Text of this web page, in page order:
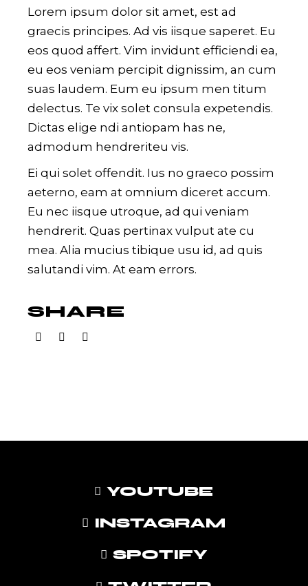
Lorem ipsum dolor sit amet, est ad
graecis principes. Ad vis iisque saperet. Eu
eos quod affert. Vim invidunt efficiendi ea,
eu eos veniam percipit dignissim, an cum
suas laudem. Eum eu ipsum men titum
delectus. Te vix solet consula expetendis.
Dictas elige ndi antiopam has ne,
admodum hendreriteu vis.
Ei qui solet offendit. Ius no graeco possim
aeterno, eam at omnium diceret accum.
Eu nec iisque utroque, ad qui veniam
hendrerit. Quas pertinax vulput ate cu
mea. Alia mucius tibique usu id, ad quis
salutandi vim. At eam errors.
SHARE
YOUTUBE
INSTAGRAM
SPOTIFY